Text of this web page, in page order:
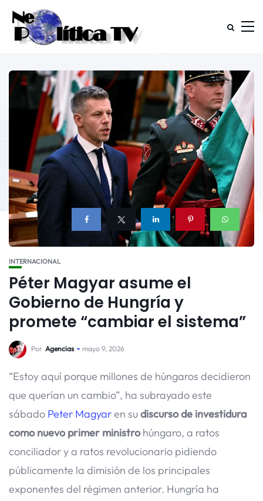
INTERNACIONAL
Péter Magyar asume el
Gobierno de Hungría y
promete “cambiar el sistema”
Por Agencias mayo 9, 2026
“Estoy aquí porque millones de húngaros decidieron
que querían un cambio”, ha subrayado este
sábado Peter Magyaren sudiscurso de investidura
como nuevo primer ministrohúngaro, a ratos
conciliador y a ratos revolucionario pidiendo
públicamente la dimisión de los principales
exponentes del régimen anterior. Hungría ha